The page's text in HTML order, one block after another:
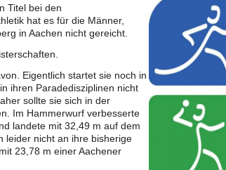
Titel bei den
hat es für die Männer,
in Aachen nicht gereicht.
Eigentlich startet sie noch in
ihren Paradedisziplinen nicht
sollte sie sich in der
Im Hammerwurf verbesserte
landete mit 32,49 m auf dem
leider nicht an ihre bisherige
23,78 m einer Aachener